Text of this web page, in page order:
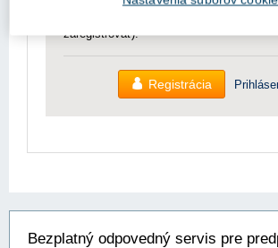
zaregistrovať).
Registrácia
Bezplatný odpovedný servis pre